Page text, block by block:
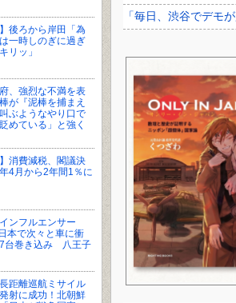
】後ろから岸田「為
一時しのぎに過ぎ
リッ」
、強烈な不満を表
が『泥棒を捕まえ
ぶようなやり口で
めている」と強く
】消費減税、閣議決
4月から2年間1％に
ンフルエンサー
本で次々と車に衝
巻き込み 八王子
距離巡航ミサイル
射に成功！北朝鮮